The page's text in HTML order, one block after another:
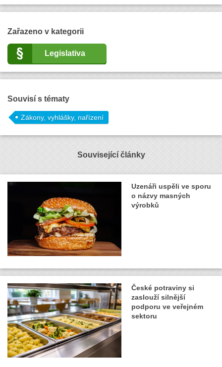
Zařazeno v kategorii
Legislativa
Souvisí s tématy
Zákony, vyhlášky, nařízení
Související články
Uzenáři uspěli ve sporu
o názvy masných
výrobků
České potraviny si
zaslouží silnější
podporu ve veřejném
sektoru